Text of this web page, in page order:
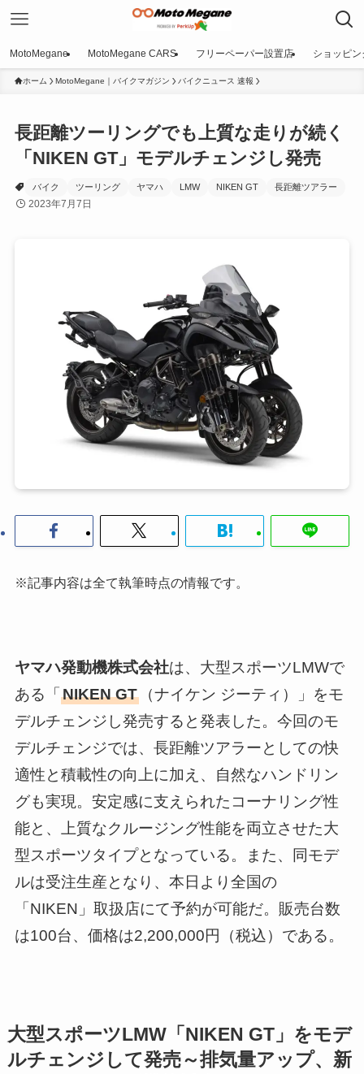
MotoMegane MotoMegane CARS フリーペーパー設置店 ショッピン
ホーム MotoMegane｜バイクマガジン バイクニュース 速報
長距離ツーリングでも上質な走りが続く
「NIKEN GT」モデルチェンジし発売
バイク ツーリング ヤマハ LMW NIKEN GT 長距離ツアラー
2023年7月7日
※記事内容は全て執筆時点の情報です。
ヤマハ発動機株式会社は、大型スポーツLMWで
ある「 NIKEN GT（ナイケン ジーティ）」をモ
デルチェンジし発売すると発表した。今回のモ
デルチェンジでは、長距離ツアラーとしての快
適性と積載性の向上に加え、自然なハンドリン
グも実現。安定感に支えられたコーナリング性
能と、上質なクルージング性能を両立させた大
型スポーツタイプとなっている。また、同モデ
ルは受注生産となり、本日より全国の
「NIKEN」取扱店にて予約が可能だ。販売台数
は100台、価格は2,200,000円（税込）である。
大型スポーツLMW「NIKEN GT」をモデ
ルチェンジして発売～排気量アップ、新